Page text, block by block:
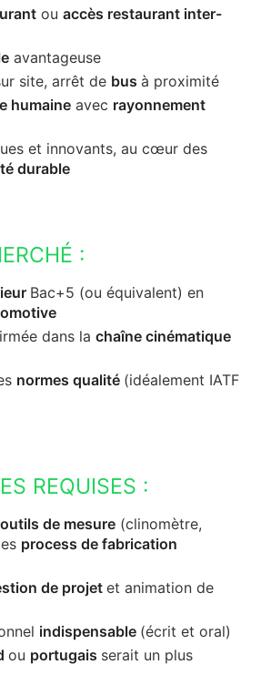
ouaccès restaurant inter-
avantageuse
site, arrêt de busà proximité
humaine avec rayonnement
et innovants, au cœur des
durable
:
Bac+5 (ou équivalent) en
dans lachaîne cinématique
normes qualité (idéalement IATF
REQUISES :
outils de mesure (clinomètre,
process de fabrication
de projetet animation de
indispensable (écrit et oral)
ou portugais serait un plus